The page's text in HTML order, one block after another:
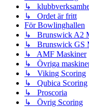
↳
↳ Ordet är fritt
För Bowlinghallen
↳ Brunswick A2
↳ Brunswick GS
↳ AMF Maskiner
↳ Övriga
↳ Viking Scoring
↳ Qubica Scoring
↳ Proscoria
↳ Övrig Scoring